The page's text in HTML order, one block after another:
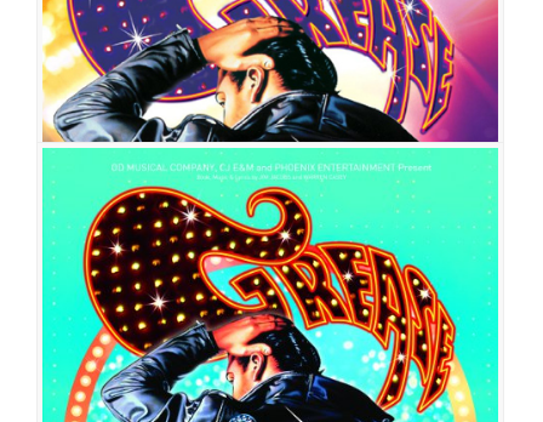
종배나라이상아 정예주이선덕이동욱길하은정현지임기홍
김대종
김현숙김병영이두령강민성최윤호박준형최희재이성은전하영김민
선권수정
그리스
공연일시
2013-10-22 ~ 2014-04-20
공연장
유니플렉스 1관
출연진
정민강민수 이지윤문희라김보선윤준호최미소김용규
신
윤정
이혁석재형 강지혜박현선김예진남궁민희문지수김경식
권세정
김수언